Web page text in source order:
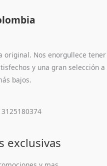
original. Nos enorgullece tener
y una gran selección a
bajos.
exclusivas